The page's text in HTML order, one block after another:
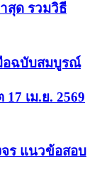
สุด รวมวิธี
อฉบับสมบูรณ์
เม.ย. 2569
จร แนวข้อสอบ